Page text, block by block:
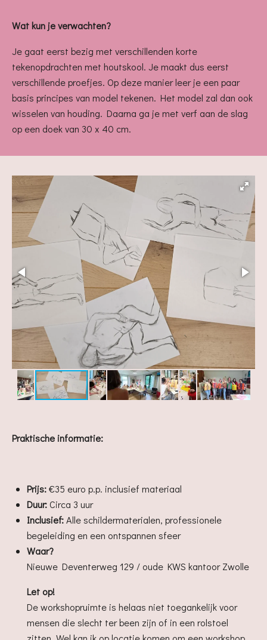
Wat kun je verwachten?
Je gaat eerst bezig met verschillenden korte
tekenopdrachten met houtskool. Je maakt dus eerst
verschillende proefjes. Op deze manier leer je een paar
basis principes van model tekenen. Het model zal dan ook
wisselen van houding. Daarna ga je met verf aan de slag
op een doek van 30 x 40 cm.
Praktische informatie:
Prijs:€35 euro p.p. inclusief materiaal
Duur:Circa 3 uur
Inclusief:Alle schildermaterialen, professionele
begeleiding en een ontspannen sfeer
Waar?
Nieuwe Deventerweg 129 / oude KWS kantoor Zwolle
Let op!
De workshopruimte is helaas niet toegankelijk voor
mensen die slecht ter been zijn of in een rolstoel